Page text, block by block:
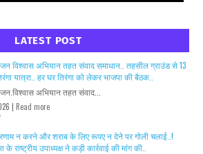
LATEST POST
विश्वास अभियान तहत संवाद समाधान.. तहसील ग्राउंड से 13
यात्रा.. हर घर तिरंगा को लेकर भाजपा की बैठक..
अभियान तहत संवाद...
| Read more
न करने और शराब के लिए रूपए न देने पर गोली चलाई..!
राष्ट्रीय उपाध्यक्ष ने कड़ी कार्रवाई की मांग की..